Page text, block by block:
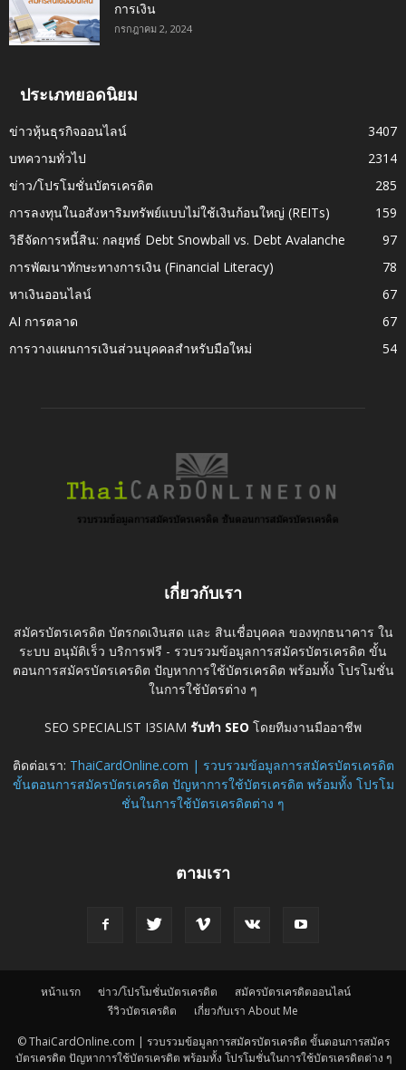
การเงิน
กรกฎาคม 2, 2024
ประเภทยอดนิยม
ข่าวหุ้นธุรกิจออนไลน์
3407
บทความทั่วไป
2314
ข่าว/โปรโมชั่นบัตรเครดิต
285
การลงทุนในอสังหาริมทรัพย์แบบไม่ใช้เงินก้อนใหญ่ (REITs)
159
วิธีจัดการหนี้สิน: กลยุทธ์ Debt Snowball vs. Debt Avalanche
97
การพัฒนาทักษะทางการเงิน (Financial Literacy)
78
หาเงินออนไลน์
67
AI การตลาด
67
การวางแผนการเงินส่วนบุคคลสำหรับมือใหม่
54
เกี่ยวกับเรา
สมัครบัตรเครดิต บัตรกดเงินสด และ สินเชื่อบุคคล ของทุกธนาคาร ใน
ระบบ อนุมัติเร็ว บริการฟรี - รวบรวมข้อมูลการสมัครบัตรเครดิต ขั้น
ตอนการสมัครบัตรเครดิต ปัญหาการใช้บัตรเครดิต พร้อมทั้ง โปรโมชั่น
ในการใช้บัตรต่าง ๆ
SEO SPECIALIST I3SIAM รับทำ SEO โดยทีมงานมืออาชีพ
ติดต่อเรา: ThaiCardOnline.com | รวบรวมข้อมูลการสมัครบัตรเครดิต
ขั้นตอนการสมัครบัตรเครดิต ปัญหาการใช้บัตรเครดิต พร้อมทั้ง โปรโม
ชั่นในการใช้บัตรเครดิตต่าง ๆ
ตามเรา
หน้าแรก ข่าว/โปรโมชั่นบัตรเครดิต
สมัครบัตรเครดิตออนไลน์
รีวิวบัตรเครดิต
เกี่ยวกับเรา About Me
© ThaiCardOnline.com | รวบรวมข้อมูลการสมัครบัตรเครดิต ขั้นตอนการสมัคร
บัตรเครดิต ปัญหาการใช้บัตรเครดิต พร้อมทั้ง โปรโมชั่นในการใช้บัตรเครดิตต่าง ๆ